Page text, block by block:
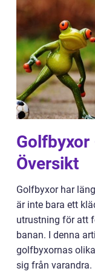
Golfbyxor
Översikt
Golfbyxor har
är inte bara ett
utrustning för att
banan. I denna
golfbyxornas
sig från varandra.